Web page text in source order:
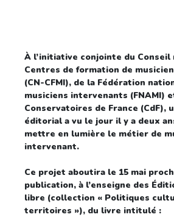
À l’initiative conjointe du Conseil
Centres de formation de
(CN-CFMI), de la Fédération
musiciens intervenants (FNAMI)
Conservatoires de France (CdF),
éditorial a vu le jour il y a deux
mettre en lumière le métier de
intervenant.
Ce projet aboutira le 15 mai
publication, à l’enseigne des
libre (collection « Politiques
territoires »), du livre intitulé :